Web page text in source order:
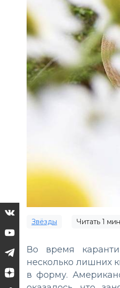
Звёзды Читать 1 мин
Во время
несколько лишних
в форму.